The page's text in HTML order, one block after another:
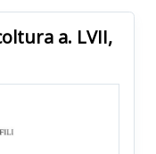
a. LVII,